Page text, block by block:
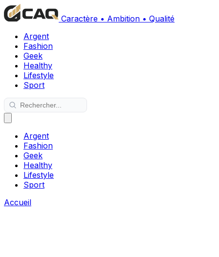
Caractère • Ambition • Qualité
Argent
Fashion
Geek
Healthy
Lifestyle
Sport
Argent
Fashion
Geek
Healthy
Lifestyle
Sport
Accueil